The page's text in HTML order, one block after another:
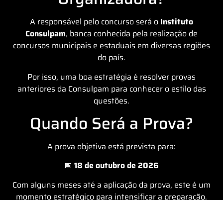
A responsável pelo concurso será o Instituto
Consulpam, banca conhecida pela realização de
concursos municipais e estaduais em diversas regiões
do país.
Por isso, uma boa estratégia é resolver provas
anteriores da Consulpam para conhecer o estilo das
questões.
Quando Será a Prova?
A prova objetiva está prevista para:
📅 18 de outubro de 2026
Com alguns meses até a aplicação da prova, este é um
momento estratégico para intensificar a preparação.